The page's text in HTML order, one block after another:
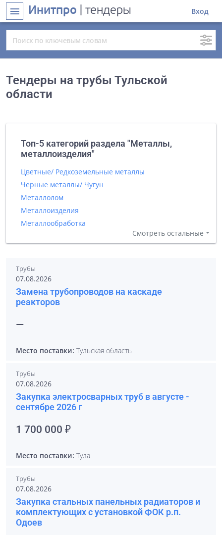
menu Инитпро | тендеры Вход
Тендеры на трубы Тульской
области
Топ-5 категорий раздела "Металлы,
металлоизделия"
Цветные/ Редкоземельные металлы
Черные металлы/ Чугун
Металлолом
Металлоизделия
Металлообработка
Смотреть остальные
Трубы
07.08.2026
Замена трубопроводов на каскаде
реакторов
—
Место поставки: Тульская область
Трубы
07.08.2026
Закупка электросварных труб в августе -
сентябре 2026 г
1 700 000 ₽
Место поставки: Тула
Трубы
07.08.2026
Закупка стальных панельных радиаторов и
комплектующих с установкой ФОК р.п.
Одоев